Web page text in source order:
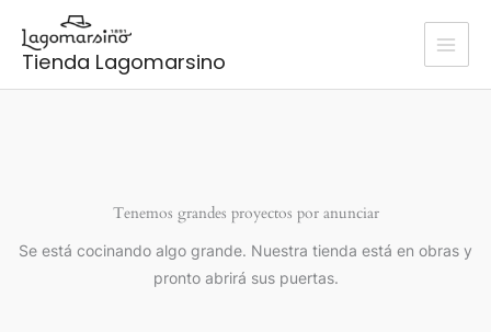
contenido
Tienda Lagomarsino
Tenemos grandes proyectos por anunciar
Se está cocinando algo grande. Nuestra tienda está en obras y
pronto abrirá sus puertas.